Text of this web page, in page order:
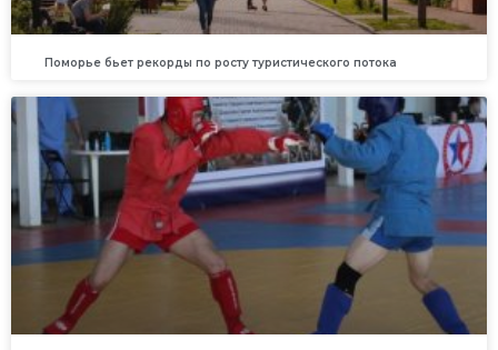
Поморье бьет рекорды по росту туристического потока